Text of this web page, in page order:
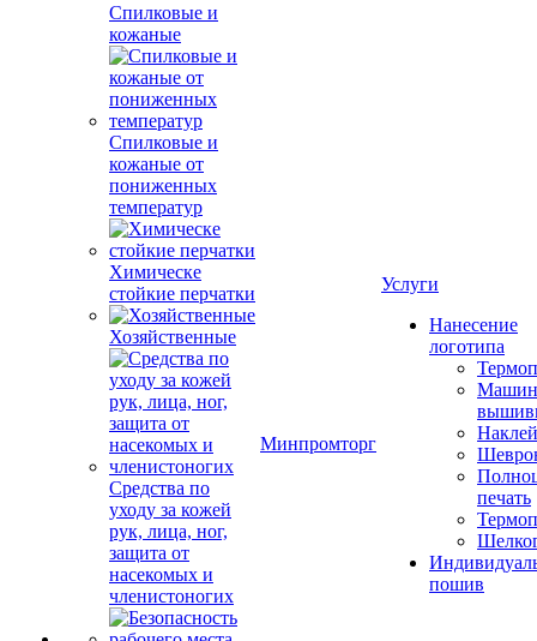
Спилковые и
кожаные
Спилковые и
кожаные от
пониженных
температур
Химическе
стойкие перчатки
Хозяйственные
Средства по
уходу за кожей
рук, лица, ног,
защита от
насекомых и
членистоногих
Минпромторг
Услуги
Нанесение
логотипа
печать
пошив